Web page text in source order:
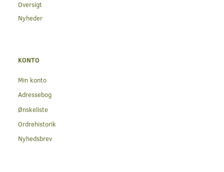
Oversigt
Nyheder
KONTO
Min konto
Adressebog
Ønskeliste
Ordrehistorik
Nyhedsbrev